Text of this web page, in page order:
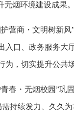
无烟环境建设成果。
营商・文明树新风
入口、政务服务大
为，切实提升公共
春・无烟校园”巩
需持续发力、久久